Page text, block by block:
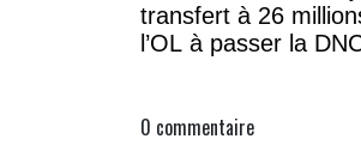
transfert à 26
l’OL à passer la
0 commentaire